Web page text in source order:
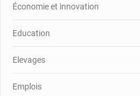
Économie et innovation
Education
Elevages
Emplois